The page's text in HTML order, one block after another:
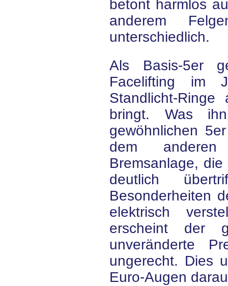
betont harmlos
anderem
unterschiedlich.
Als Basis-5er
Facelifting im
Standlicht-
bringt. Was
gewöhnlichen
dem anderen
Bremsanlage,
deutlich
Besonderheiten
elektrisch
erscheint der
unveränderte
ungerecht. Dies
Euro-Augen